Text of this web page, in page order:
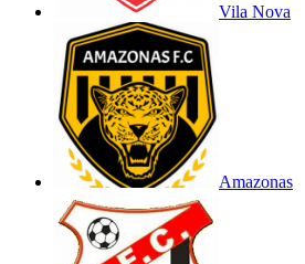
Vila Nova
Amazonas